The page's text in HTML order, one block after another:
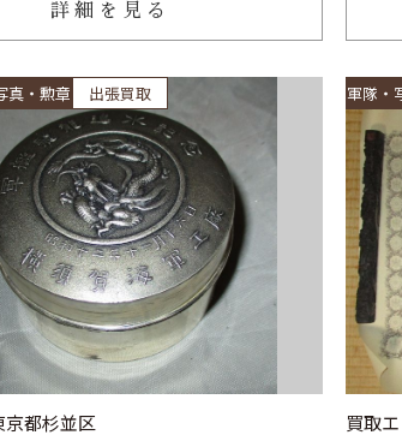
詳細を見る
真・勲章 出張買取
京都杉並区
軍隊・
買取